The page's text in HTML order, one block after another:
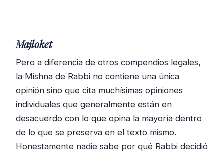
Majloket
Pero a diferencia de otros compendios legales,
la Mishna de Rabbi no contiene una única
opinión sino que cita muchísimas opiniones
individuales que generalmente están en
desacuerdo con lo que opina la mayoría dentro
de lo que se preserva en el texto mismo.
Honestamente nadie sabe por qué Rabbi decidió